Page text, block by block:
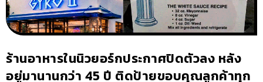
ร้านอาหารในนิวยอร์กประกาศปิดตัวลง หลัง
อยู่มานานกว่า 45 ปี ติดป้ายขอบคุณลูกค้าทุก